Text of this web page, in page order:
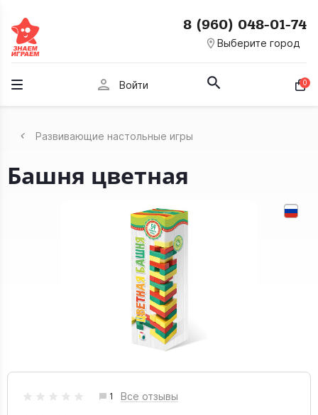
room Выберите город
8 (960) 048-01-74
person Войти 0
Развивающие настольные игры
Башня цветная
1 Все отзывы